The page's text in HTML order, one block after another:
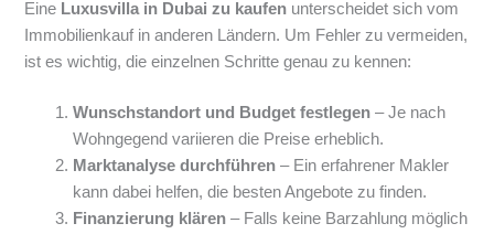
Eine Luxusvilla in Dubai zu kaufen unterscheidet sich vom
Immobilienkauf in anderen Ländern. Um Fehler zu vermeiden,
ist es wichtig, die einzelnen Schritte genau zu kennen:
Wunschstandort und Budget festlegen – Je nach
Wohngegend variieren die Preise erheblich.
Marktanalyse durchführen – Ein erfahrener Makler
kann dabei helfen, die besten Angebote zu finden.
Finanzierung klären – Falls keine Barzahlung möglich